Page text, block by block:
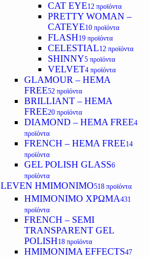
CAT EYE12 προϊόντα
PRETTY WOMAN –
CATEYE10 προϊόντα
FLASH19 προϊόντα
CELESTIAL12 προϊόντα
SHINNY5 προϊόντα
VELVET4 προϊόντα
GLAMOUR – HEMA
FREE52 προϊόντα
BRILLIANT – HEMA
FREE20 προϊόντα
DIAMOND – HEMA FREE4
προϊόντα
FRENCH – HEMA FREE14
προϊόντα
GEL POLISH GLASS6
προϊόντα
LEVEN ΗΜΙΜΟΝΙΜΟ518 προϊόντα
ΗΜΙΜΟΝΙΜΟ ΧΡΩΜΑ431
προϊόντα
FRENCH – SEMI
TRANSPARENT GEL
POLISH18 προϊόντα
HMIMONIMA EFFECTS47